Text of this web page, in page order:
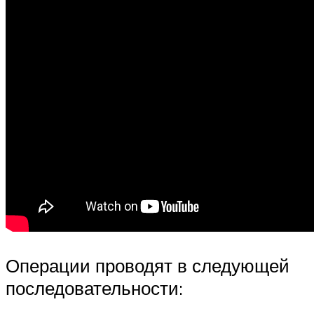
Операции проводят в следующей
последовательности: